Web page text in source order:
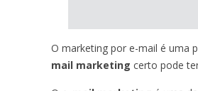
O marketing por e-mail é uma
mail marketing certo pode